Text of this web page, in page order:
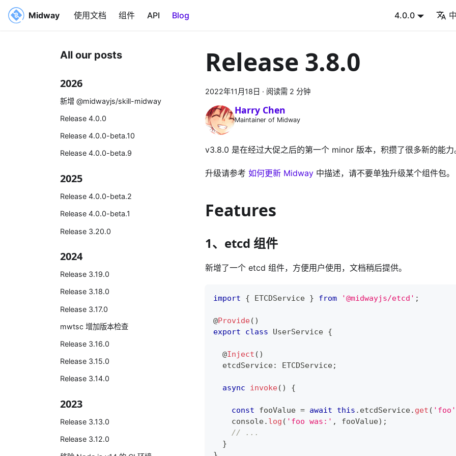
Midway 使用文档 组件 API Blog 4.0.0
All our posts
2026
新增 @midwayjs/skill-midway
Release 4.0.0
Release 4.0.0-beta.10
Release 4.0.0-beta.9
2025
Release 4.0.0-beta.2
Release 4.0.0-beta.1
Release 3.20.0
2024
Release 3.19.0
Release 3.18.0
Release 3.17.0
mwtsc 增加版本检查
Release 3.16.0
Release 3.15.0
Release 3.14.0
2023
Release 3.13.0
Release 3.12.0
Release 3.8.0
2022年11月18日 · 阅读需 2 分钟
Harry Chen
Maintainer of Midway
v3.8.0 是在经过大促之后的第一个 minor 版本，积攒了很多新的能力
升级请参考 如何更新 Midway 中描述，请不要单独升级某个组件包。
Features
1、etcd 组件
新增了一个 etcd 组件，方便用户使用，文档稍后提供。
import { ETCDService } from '@midwayjs/etcd' ;
@Provide( )
export
class UserService {
@Inject ( )
  etcdService
: ETCDService;
async invoke( ) {
const fooValue = await this . etcdService. get ( 'foo'
console. log ( 'foo was:' , fooValue) ;
// ...
}